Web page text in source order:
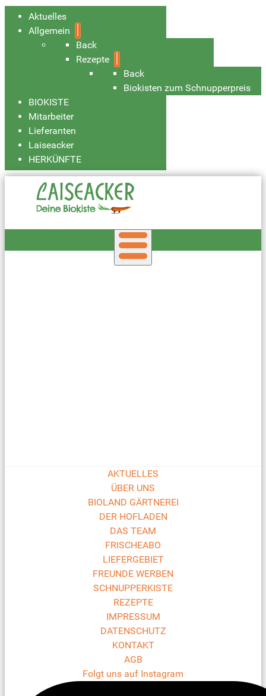
Aktuelles
Allgemein
Back
Rezepte
Back
Biokisten zum Schnupperpreis
BIOKISTE
Mitarbeiter
Lieferanten
Laiseacker
HERKÜNFTE
AKTUELLES
ÜBER UNS
BIOLAND GÄRTNEREI
DER HOFLADEN
DAS TEAM
FRISCHEABO
LIEFERGEBIET
FREUNDE WERBEN
SCHNUPPERKISTE
REZEPTE
IMPRESSUM
DATENSCHUTZ
KONTAKT
AGB
Folgt uns auf Instagram